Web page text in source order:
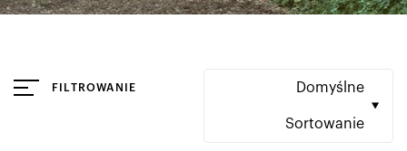
FILTROWANIE Domyślne
Sortowanie